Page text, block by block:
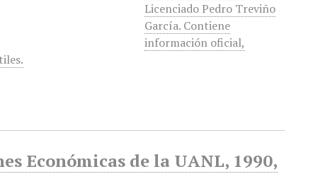
Licenciado Pedro Treviño
García. Contiene
información oficial,
Económicas de la UANL, 1990,